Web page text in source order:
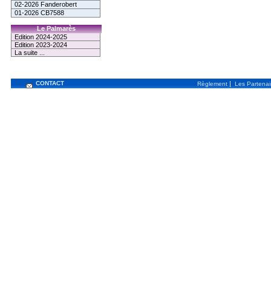
02-2026 Fanderobert
01-2026 CB7588
Le Palmarès
Edition 2024-2025
Edition 2023-2024
La suite ...
CONTACT Règlement | Les